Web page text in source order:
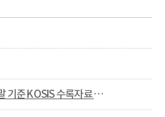
2026년 6월 말 기준 KOSIS 수록자료 현행화율 공개